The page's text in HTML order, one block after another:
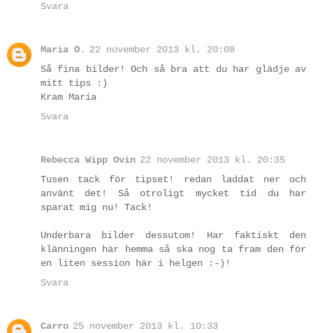
Svara
Maria O.
22 november 2013 kl. 20:08
Så fina bilder! Och så bra att du har glädje av
mitt tips :)
Kram Maria
Svara
Rebecca Wipp Ovin 22 november 2013 kl. 20:35
Tusen tack för tipset! redan laddat ner och
använt det! Så otroligt mycket tid du har
sparat mig nu! Tack!
Underbara bilder dessutom! Har faktiskt den
klänningen här hemma så ska nog ta fram den för
en liten session här i helgen :-)!
Svara
Carro 25 november 2013 kl. 10:33